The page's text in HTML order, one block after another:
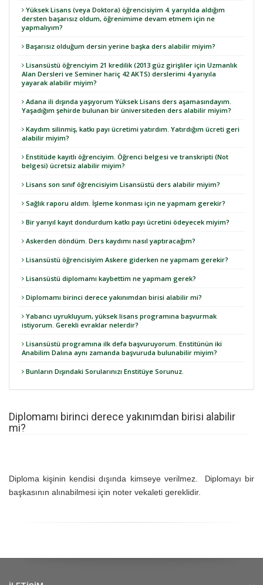
Yüksek Lisans (veya Doktora) öğrencisiyim 4. yarıyılda aldığım
dersten başarısız oldum, öğrenimime devam etmem için ne
yapmalıyım?
Başarısız olduğum dersin yerine başka ders alabilir miyim?
Lisansüstü öğrenciyim 21 kredilik (2013 güz girişliler için Uzmanlık
Alan Dersleri ve Seminer hariç 42 AKTS) derslerimi 4 yarıyıla
yayarak alabilir miyim?
Adana ili dışında yaşıyorum Yüksek Lisans ders aşamasındayım.
Yaşadığım şehirde bulunan bir üniversiteden ders alabilir miyim?
Kaydım silinmiş, katkı payı ücretimi yatırdım. Yatırdığım ücreti geri
alabilir miyim?
Enstitüde kayıtlı öğrenciyim. Öğrenci belgesi ve transkripti (Not
belgesi) ücretsiz alabilir miyim?
Lisans son sınıf öğrencisiyim Lisansüstü ders alabilir miyim?
Sağlık raporu aldım. İşleme konması için ne yapmam gerekir?
Bir yarıyıl kayıt dondurdum katkı payı ücretini ödeyecek miyim?
Askerden döndüm. Ders kaydımı nasıl yaptıracağım?
Lisansüstü öğrencisiyim Askere giderken ne yapmam gerekir?
Lisansüstü diplomamı kaybettim ne yapmam gerek?
Diplomamı birinci derece yakınımdan birisi alabilir mi?
Yabancı uyrukluyum, yüksek lisans programına başvurmak
istiyorum. Gerekli evraklar nelerdir?
Lisansüstü programına ilk defa başvuruyorum. Enstitünün iki
Anabilim Dalına aynı zamanda başvuruda bulunabilir miyim?
Bunların Dışındaki Sorularınızı Enstitüye Sorunuz.
Diplomamı birinci derece yakınımdan birisi alabilir
mi?
Diploma kişinin kendisi dışında kimseye verilmez. Diplomayı bir
başkasının alınabilmesi için noter vekaleti gereklidir.